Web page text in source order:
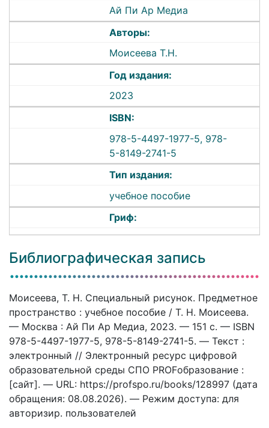
Ай Пи Ар Медиа
Авторы:
Моисеева Т.Н.
Год издания:
2023
ISBN:
978-5-4497-1977-5, 978-
5-8149-2741-5
Тип издания:
учебное пособие
Гриф:
Библиографическая запись
Моисеева, Т. Н. Специальный рисунок. Предметное
пространство : учебное пособие / Т. Н. Моисеева.
— Москва : Ай Пи Ар Медиа, 2023. — 151 c. — ISBN
978-5-4497-1977-5, 978-5-8149-2741-5. — Текст :
электронный // Электронный ресурс цифровой
образовательной среды СПО PROFобразование :
[сайт]. — URL: https://profspo.ru/books/128997 (дата
обращения: 08.08.2026). — Режим доступа: для
авторизир. пользователей